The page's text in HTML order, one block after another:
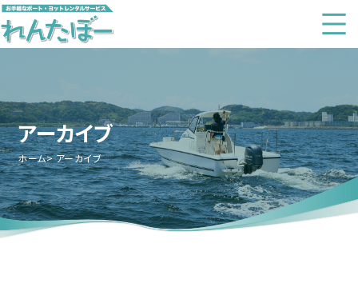
アーカイブ
ホーム アーカイブ